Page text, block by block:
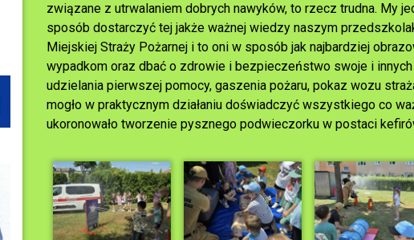
związane z utrwalaniem dobrych nawyków, to rzecz trudna. My
sposób dostarczyć tej jakże ważnej wiedzy naszym
Miejskiej Straży Pożarnej i to oni w sposób jak najbardziej
wypadkom oraz dbać o zdrowie i bezpieczeństwo swoje i
udzielania pierwszej pomocy, gaszenia pożaru, pokaz wozu
mogło w praktycznym działaniu doświadczyć wszystkiego co
ukoronowało tworzenie pysznego podwieczorku w postaci